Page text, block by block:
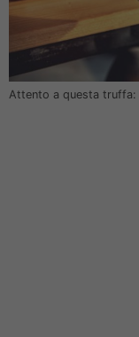
Attento a questa truffa: